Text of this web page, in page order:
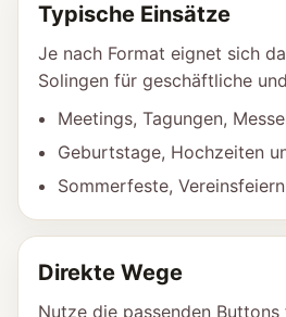
Typische Einsätze
Je nach Format eignet sich
Solingen für geschäftliche
Meetings, Tagungen,
Geburtstage, Hochzeiten
Sommerfeste,
Direkte Wege
Nutze die passenden